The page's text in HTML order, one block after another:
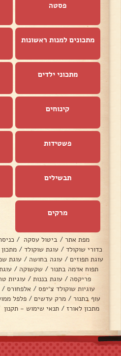
פסטה
מתכונים למנות ראשונות
מתכוני ילדים
קינוחים
פשטידות
תבשילים
מרקים
מפת אתר / ביטול עסקה /
כדורי שוקולד / עוגת שוקולד /
עוגת תפוזים / עוגה בחושה / עוגת
תפוח אדמה בתנור / שקשוקה /
פריקסה / עוגת בננות / עוגיות
עוגיות שוקולד צ׳יפס / אלפחורס /
עוף בתנור / מרק עדשים / פלפל
מתכון לאורז / תנאי שימוש - תקנון